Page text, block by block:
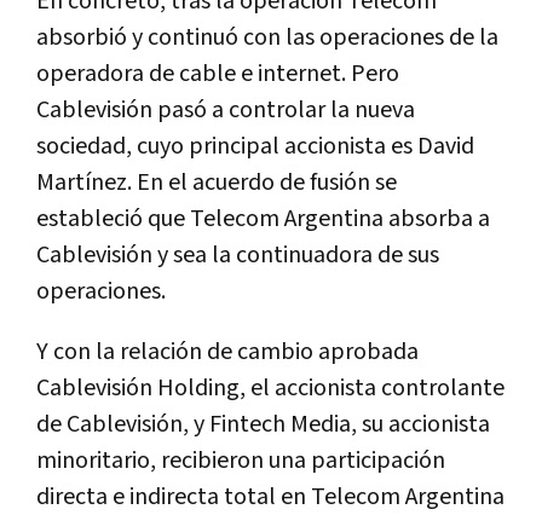
absorbió y continuó con las operaciones de la
operadora de cable e internet. Pero
Cablevisión pasó a controlar la nueva
sociedad, cuyo principal accionista es David
Martínez. En el acuerdo de fusión se
estableció que Telecom Argentina absorba a
Cablevisión y sea la continuadora de sus
operaciones.
Y con la relación de cambio aprobada
Cablevisión Holding, el accionista controlante
de Cablevisión, y Fintech Media, su accionista
minoritario, recibieron una participación
directa e indirecta total en Telecom Argentina